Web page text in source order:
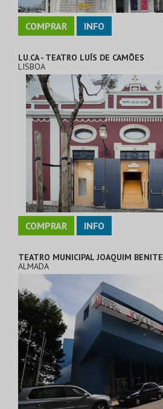
COMPRAR INFO
LU.CA - TEATRO LUÍS DE CAMÕES
LISBOA
COMPRAR INFO
TEATRO MUNICIPAL JOAQUIM BENITE
ALMADA